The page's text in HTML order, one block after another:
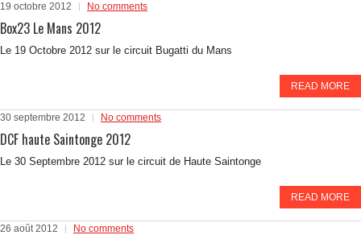
19 octobre 2012 No comments
Box23 Le Mans 2012
Le 19 Octobre 2012 sur le circuit Bugatti du Mans
READ MORE
30 septembre 2012 No comments
DCF haute Saintonge 2012
Le 30 Septembre 2012 sur le circuit de Haute Saintonge
READ MORE
26 août 2012 No comments